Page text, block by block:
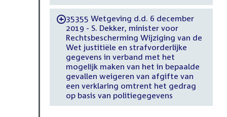
-35355 Wetgeving d.d. 6 december
2019 - S. Dekker, minister voor
Rechtsbescherming Wijziging van de
Wet justitiële en strafvorderlijke
gegevens in verband met het
mogelijk maken van het in bepaalde
gevallen weigeren van afgifte van
een verklaring omtrent het gedrag
op basis van politiegegevens